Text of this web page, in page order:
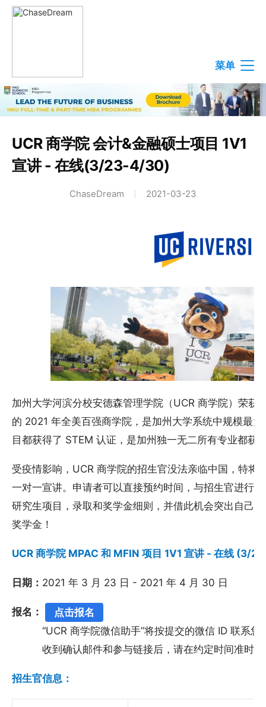
菜单
UCR 商学院 会计&金融硕士项目 1V1
宣讲 - 在线(3/23-4/30)
ChaseDream 2021-03-23
加州大学河滨分校安德森管理学院（UCR 商学院）荣获
的 2021 年全美百强商学院，是加州大学系统中规模最
目都获得了 STEM 认证，是加州独一无二所有专业都获
受疫情影响，UCR 商学院的招生官没法亲临中国，特将
一对一宣讲。申请者可以直接预约时间，与招生官进行
研究生项目，录取和奖学金细则，并借此机会突出自己
奖学金！
UCR 商学院 MPAC 和 MFIN 项目 1V1 宣讲 - 在线 (3/
日期： 2021 年 3 月 23 日 - 2021 年 4 月 30 日
报名：
点击报名
“UCR 商学院微信助手”将按提交的微信 ID 联系您
收到确认邮件和参与链接后，请在约定时间准时上
招生官信息：